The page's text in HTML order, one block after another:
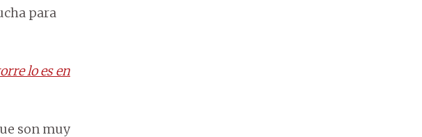
para
lo es en
son muy